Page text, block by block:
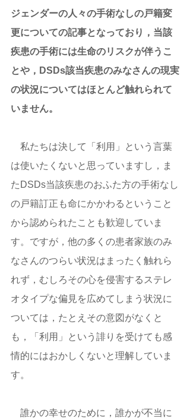
ジェンダーの人々の手術なしの戸籍変
更についての記事となっており，当該
疾患の手術には生命のリスクが伴うこ
とや，DSDs該当疾患のみなさんの現実
の状況についてはほとんど触れられて
いません。
私たちは決して「利用」という言葉
は使いたくないと思っていますし，ま
たDSDs当該疾患のおふた方の手術なし
の戸籍訂正も命にかかわるということ
から認められたことも歓迎していま
す。ですが，他の多くの患者家族のみ
なさんのつらい状況はまったく触れら
れず，むしろその心を侵害するステレ
オタイプな偏見を広めてしまう状況に
ついては，たとえその意図がなくと
も，「利用」という誹りを受けても感
情的にはおかしくないと理解していま
す。
誰かの幸せのために，誰かが不当に